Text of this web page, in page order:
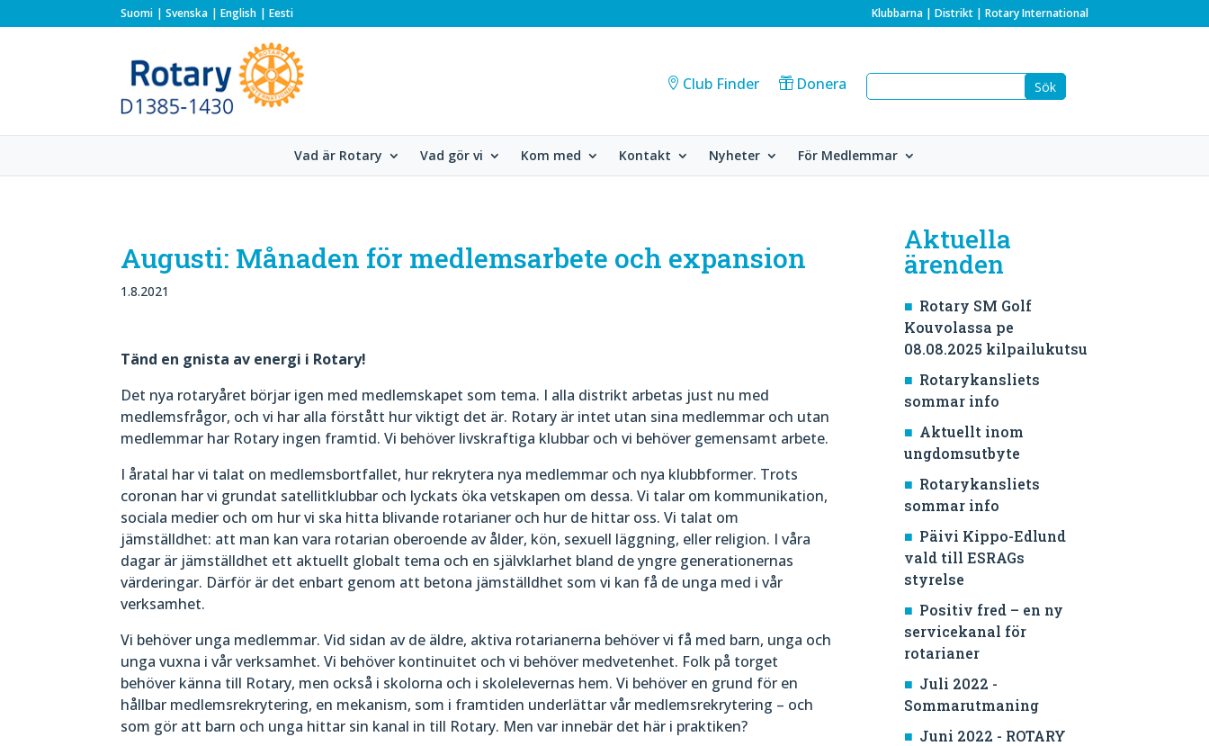
Suomi Svenska English Eesti Klubbarna| Distrikt| Rotary International
Club Finder Donera
Vad är Rotary Vad gör vi Kom med Kontakt Nyheter För Medlemmar
Augusti: Månaden för medlemsarbete och expansion
1.8.2021
Tänd en gnista av energi i Rotary!
Det nya rotaryåret börjar igen med medlemskapet som tema. I alla distrikt arbetas just nu med
medlemsfrågor, och vi har alla förstått hur viktigt det är. Rotary är intet utan sina medlemmar och utan
medlemmar har Rotary ingen framtid. Vi behöver livskraftiga klubbar och vi behöver gemensamt arbete.
I åratal har vi talat on medlemsbortfallet, hur rekrytera nya medlemmar och nya klubbformer. Trots
coronan har vi grundat satellitklubbar och lyckats öka vetskapen om dessa. Vi talar om kommunikation,
sociala medier och om hur vi ska hitta blivande rotarianer och hur de hittar oss. Vi talat om
jämställdhet: att man kan vara rotarian oberoende av ålder, kön, sexuell läggning, eller religion. I våra
dagar är jämställdhet ett aktuellt globalt tema och en självklarhet bland de yngre generationernas
värderingar. Därför är det enbart genom att betona jämställdhet som vi kan få de unga med i vår
verksamhet.
Vi behöver unga medlemmar. Vid sidan av de äldre, aktiva rotarianerna behöver vi få med barn, unga och
unga vuxna i vår verksamhet. Vi behöver kontinuitet och vi behöver medvetenhet. Folk på torget
behöver känna till Rotary, men också i skolorna och i skolelevernas hem. Vi behöver en grund för en
hållbar medlemsrekrytering, en mekanism, som i framtiden underlättar vår medlemsrekrytering – och
som gör att barn och unga hittar sin kanal in till Rotary. Men var innebär det här i praktiken?
Aktuella
ärenden
Rotary SM Golf
Kouvolassa pe
08.08.2025 kilpailukutsu
Rotarykansliets
sommar info
Aktuellt inom
ungdomsutbyte
Rotarykansliets
sommar info
Päivi Kippo-Edlund
vald till ESRAGs
styrelse
Positiv fred – en ny
servicekanal för
rotarianer
Juli 2022 -
Sommarutmaning
Juni 2022 - ROTARY